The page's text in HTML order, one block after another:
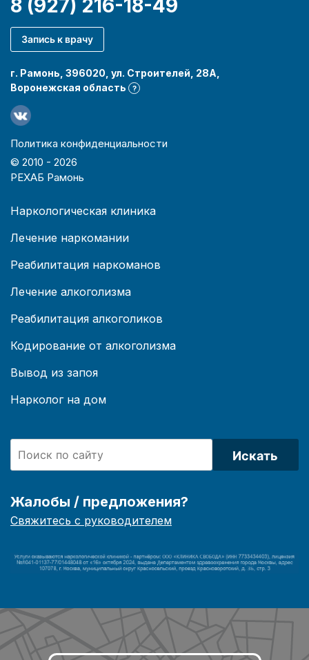
8 (927) 216-18-49
Запись к врачу
г. Рамонь, 396020, ул. Строителей, 28А,
Воронежская область
?
Политика конфиденциальности
© 2010 - 2026
РЕХАБ Рамонь
Наркологическая клиника
Лечение наркомании
Реабилитация наркоманов
Лечение алкоголизма
Реабилитация алкоголиков
Кодирование от алкоголизма
Вывод из запоя
Нарколог на дом
Искать
Жалобы / предложения?
Свяжитесь с руководителем